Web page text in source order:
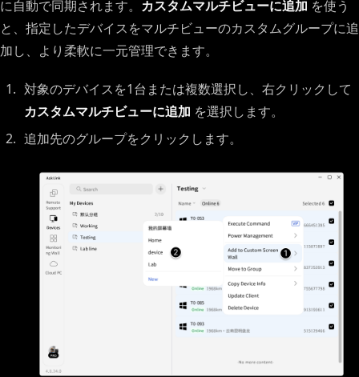
に自動で同期されます。 カスタムマルチビューに追加 を使う
と、指定したデバイスをマルチビューのカスタムグループに追
加し、より柔軟に一元管理できます。
対象のデバイスを1台または複数選択し、右クリックして
カスタムマルチビューに追加 を選択します。
追加先のグループをクリックします。